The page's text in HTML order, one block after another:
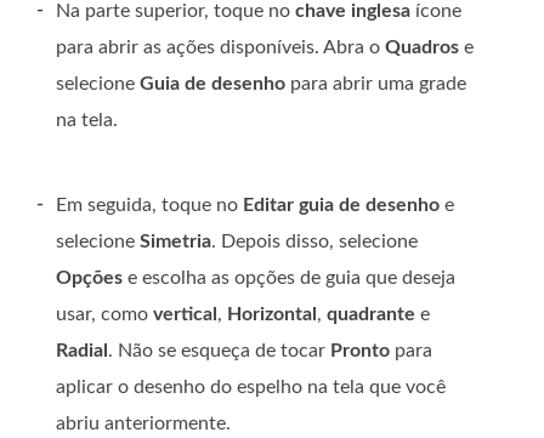
- Na parte superior, toque no chave inglesa ícone
para abrir as ações disponíveis. Abra o Quadros e
selecione Guia de desenho para abrir uma grade
na tela.
- Em seguida, toque no Editar guia de desenho e
selecione Simetria. Depois disso, selecione
Opções e escolha as opções de guia que deseja
usar, como vertical , Horizontal , quadrante e
Radial . Não se esqueça de tocar Pronto para
aplicar o desenho do espelho na tela que você
abriu anteriormente.